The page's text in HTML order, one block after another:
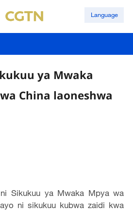
Language
ya Mwaka
China laoneshwa
Sikukuu ya Mwaka Mpya wa
ni sikukuu kubwa zaidi kwa